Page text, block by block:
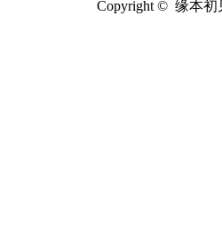
Copyright © 缘本